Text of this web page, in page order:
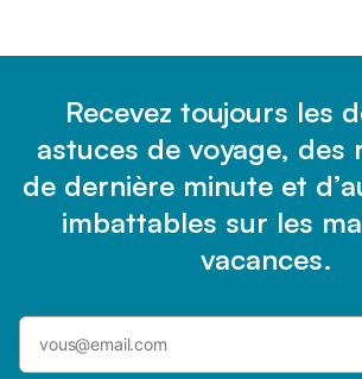
Recevez toujours les
astuces de voyage, des
de dernière minute et
imbattables sur les
vacances.